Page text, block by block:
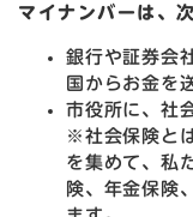
マイナンバーは、
銀行や証券会
国からお金を
市役所に、社
※社会保険と
を集めて、私
険、年金保険